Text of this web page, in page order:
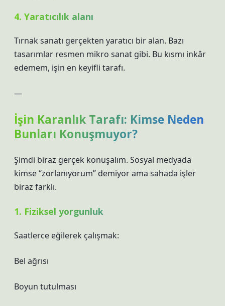
4. Yaratıcılık alanı
Tırnak sanatı gerçekten yaratıcı bir alan. Bazı
tasarımlar resmen mikro sanat gibi. Bu kısmı inkâr
edemem, işin en keyifli tarafı.
—
İşin Karanlık Tarafı: Kimse Neden
Bunları Konuşmuyor?
Şimdi biraz gerçek konuşalım. Sosyal medyada
kimse “zorlanıyorum” demiyor ama sahada işler
biraz farklı.
1. Fiziksel yorgunluk
Saatlerce eğilerek çalışmak:
Bel ağrısı
Boyun tutulması